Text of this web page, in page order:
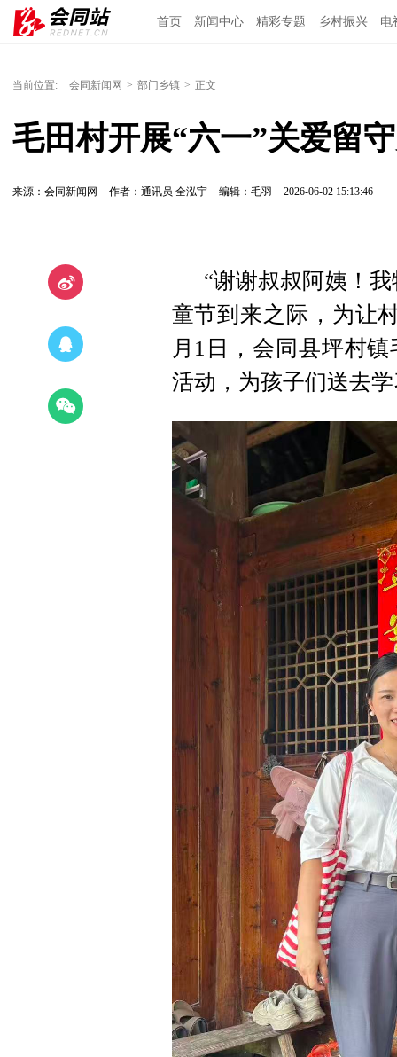
首页 新闻中心 精彩专题 乡村振兴 电
当前位置: 会同新闻网 > 部门乡镇 > 正文
毛田村开展“六一”关爱留
来源：会同新闻网 作者：通讯员 全泓宇 编辑：毛羽 2026-06-02 15:13:46
“谢谢叔叔阿姨！
童节到来之际，为让
月1日，会同县坪村
活动，为孩子们送去